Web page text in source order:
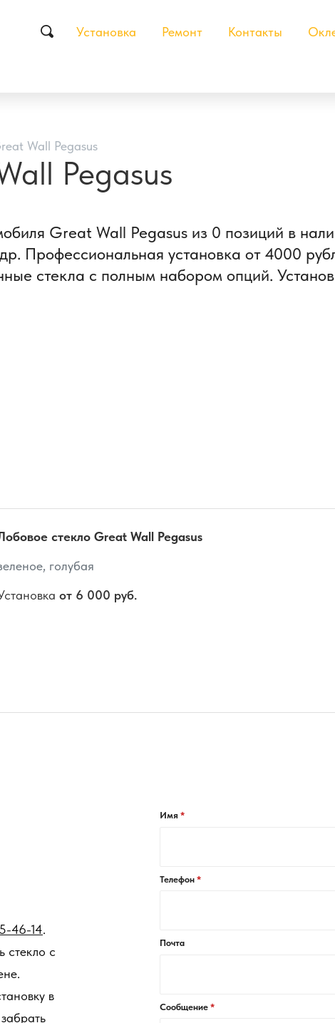
Установка Ремонт Контакты
Wall Pegasus
Pegasus
Great Wall Pegasus из 0 позиций в
Профессиональная установка от 4000
стекла с полным набором опций.
стекло Great Wall Pegasus
голубая
от 6 000 руб.
46-14.
стекло с
в
Имя
Телефон
Почта
Сообщение